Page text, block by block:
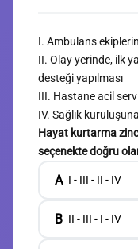
I. Ambulans
II. Olay yerinde, ilk
desteği yapılması
III. Hastane acil
IV. Sağlık
Hayat kurtarma
seçenekte doğru
A I - III - II - IV
B II - III - I - IV